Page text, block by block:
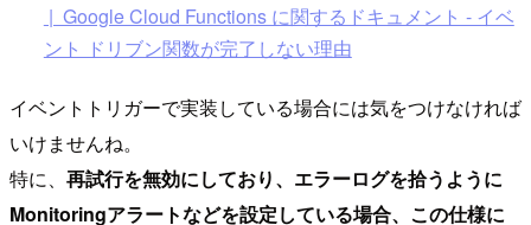
| Google Cloud Functions に関するドキュメント - イベ
ント ドリブン関数が完了しない理由
イベントトリガーで実装している場合には気をつけなければ
いけませんね。
特に、 再試行を無効にしており、エラーログを拾うように
Monitoringアラートなどを設定している場合、この仕様に